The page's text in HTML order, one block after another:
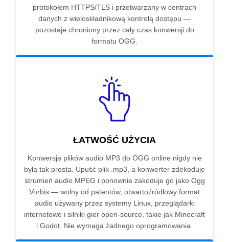
protokołem HTTPS/TLS i przetwarzany w centrach
danych z wieloskładnikową kontrolą dostępu —
pozostaje chroniony przez cały czas konwersji do
formatu OGG.
ŁATWOŚĆ UŻYCIA
Konwersja plików audio MP3 do OGG online nigdy nie
była tak prosta. Upuść plik .mp3, a konwerter zdekoduje
strumień audio MPEG i ponownie zakoduje go jako Ogg
Vorbis — wolny od patentów, otwartoźródłowy format
audio używany przez systemy Linux, przeglądarki
internetowe i silniki gier open-source, takie jak Minecraft
i Godot. Nie wymaga żadnego oprogramowania.